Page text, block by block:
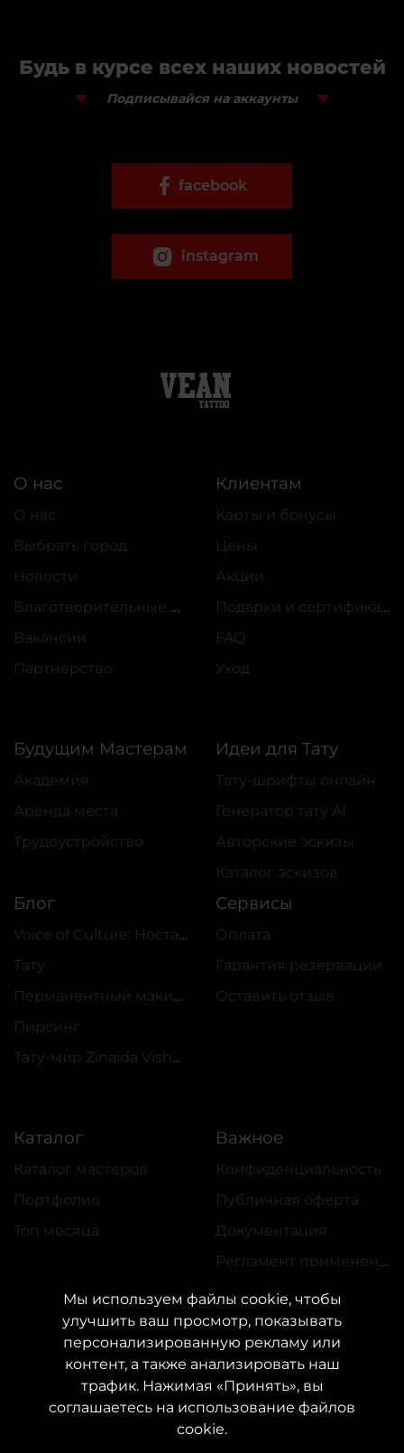
Будь в курсе всех наших новостей
Подписывайся на аккаунты
facebook
instagram
О нас
О нас
Выбрать город
Новости
Благотворительные проекты
Вакансии
Партнёрство
Клиентам
Карты и бонусы
Цены
Акции
Подарки и сертификаты
FAQ
Уход
Будущим Мастерам
Академия
Аренда места
Трудоустройство
Идеи для Тату
Тату-шрифты онлайн
Генератор тату AI
Авторские эскизы
Каталог эскизов
Блог
Voice of Culture: Ностальгия по 2000-м
Тату
Перманентный макияж
Пирсинг
Тату-мир Zinaida Vishenka
Сервисы
Оплата
Гарантия резервации
Оставить отзыв
Каталог
Каталог мастеров
Портфолио
Топ месяца
Важное
Конфиденциальность
Публичная оферта
Документация
Регламент применения акций
КОНТАКТЫ
Свяжитесь с нами: customers@vean-tattoo.com
marketing.veantattoo@gmail.com
Мы используем файлы cookie, чтобы
улучшить ваш просмотр, показывать
персонализированную рекламу или
контент, а также анализировать наш
трафик. Нажимая «Принять», вы
соглашаетесь на использование файлов
cookie.